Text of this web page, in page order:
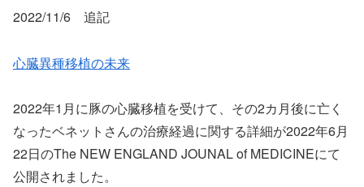
2022/11/6 追記
心臓異種移植の未来
2022年1月に豚の心臓移植を受けて、その2カ月後に亡く
なったベネットさんの治療経過に関する詳細が2022年6月
22日のThe NEW ENGLAND JOUNAL of MEDICINEにて
公開されました。